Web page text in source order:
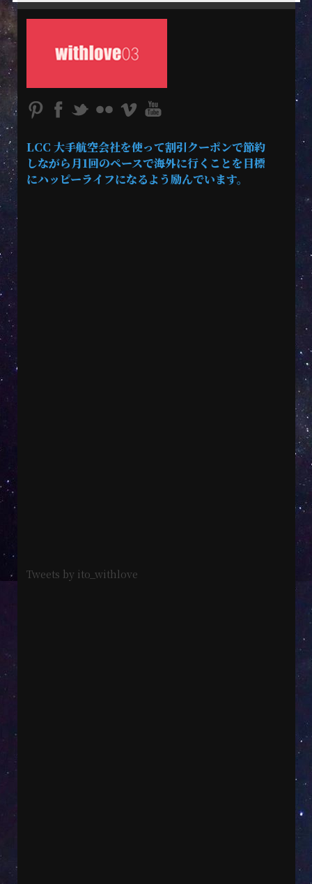
LCC 大手航空会社を使って割引クーポンで節約
しながら月1回のペースで海外に行くことを目標
にハッピーライフになるよう励んでいます。
Tweets by ito_withlove